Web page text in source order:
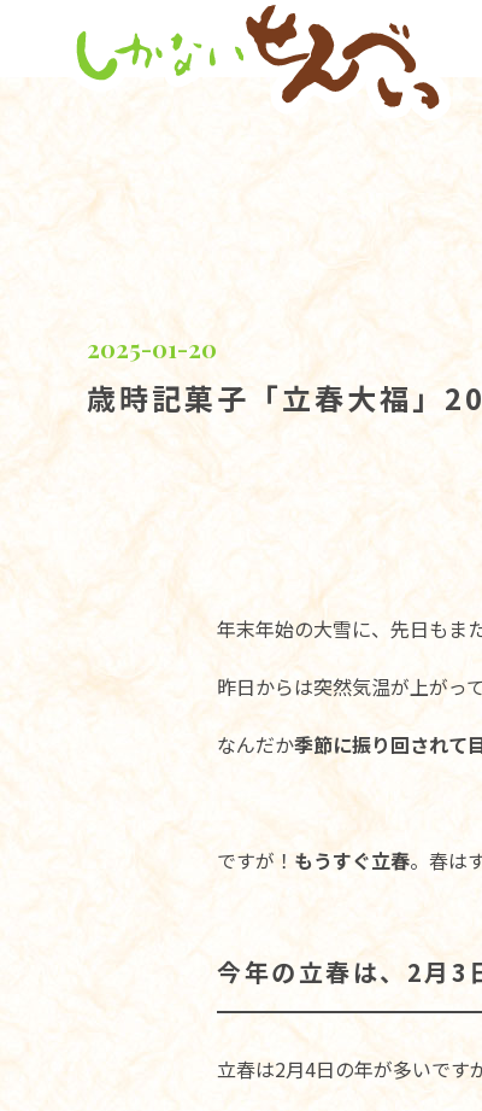
2025-01-20
歳時記菓子「立春大福」
年末年始の大雪に、先日もま
昨日からは突然気温が上がっ
なんだか季節に振り回されて
ですが！ もうすぐ立春。春は
今年の立春は、2月3
立春は2月4日の年が多いです